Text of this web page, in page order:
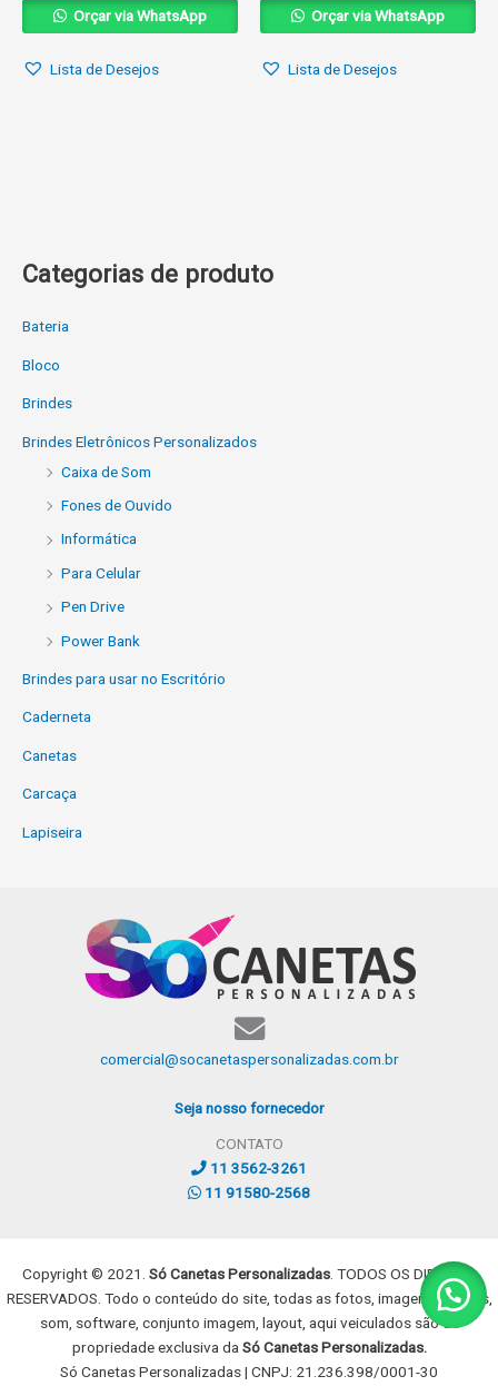
Categorias de produto
Bateria
Bloco
Brindes
Brindes Eletrônicos Personalizados
Caixa de Som
Fones de Ouvido
Informática
Para Celular
Pen Drive
Power Bank
Brindes para usar no Escritório
Caderneta
Canetas
Carcaça
Lapiseira
Orçar via WhatsApp
Lista de Desejos
Orçar via WhatsApp
Lista de Desejos
comercial@socanetaspersonalizadas.com.br
Seja nosso fornecedor
CONTATO
11 3562-3261
11 91580-2568
Copyright © 2021. Só Canetas Personalizadas . TODOS OS DIREITOS
RESERVADOS. Todo o conteúdo do site, todas as fotos, imagens, dizeres,
som, software, conjunto imagem, layout, aqui veiculados são de
propriedade exclusiva da Só Canetas Personalizadas.
Só Canetas Personalizadas | CNPJ: 21.236.398/0001-30